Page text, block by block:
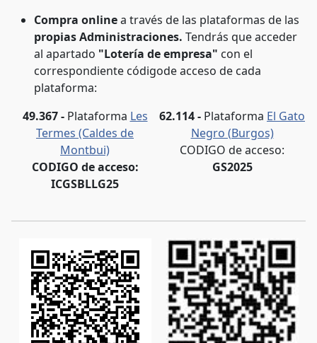
Compra onlinea través de las plataformas de las
propias Administraciones. Tendrás que acceder
al apartado "Lotería de empresa" con el
correspondiente códigode acceso de cada
plataforma:
49.367 - Plataforma Les
Termes (Caldes de
Montbui)
CODIGO de acceso:
ICGSBLLG25
62.114 - Plataforma El Gato
Negro (Burgos)
CODIGO de acceso:
GS2025